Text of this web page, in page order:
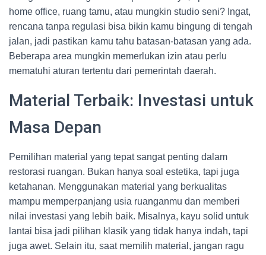
home office, ruang tamu, atau mungkin studio seni? Ingat,
rencana tanpa regulasi bisa bikin kamu bingung di tengah
jalan, jadi pastikan kamu tahu batasan-batasan yang ada.
Beberapa area mungkin memerlukan izin atau perlu
mematuhi aturan tertentu dari pemerintah daerah.
Material Terbaik: Investasi untuk
Masa Depan
Pemilihan material yang tepat sangat penting dalam
restorasi ruangan. Bukan hanya soal estetika, tapi juga
ketahanan. Menggunakan material yang berkualitas
mampu memperpanjang usia ruanganmu dan memberi
nilai investasi yang lebih baik. Misalnya, kayu solid untuk
lantai bisa jadi pilihan klasik yang tidak hanya indah, tapi
juga awet. Selain itu, saat memilih material, jangan ragu